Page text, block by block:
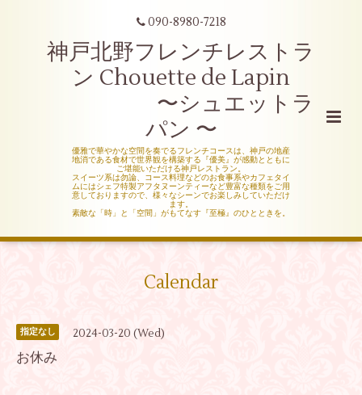
090-8980-7218
神戸北野フレンチレストラ
ン Chouette de Lapin
〜シュエットラ
パン 〜
優雅で華やかな空間を奏でるフレンチコースは、神戸の地産
地消である食材で世界観を構築する『優美』が感動とともに
ご堪能いただける神戸レストラン。
スイーツ系は勿論、コース料理などのお食事系やカフェタイ
ムにはシェフ特製アフタヌーンティーなど豊富な種類をご用
意しておりますので、様々なシーンでお楽しみしていただけ
ます。
素敵な「時」と「空間」がもてなす『至極』のひとときを。
Calendar
指定なし 2024-03-20 (Wed)
お休み